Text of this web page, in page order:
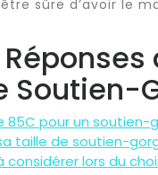
sûre d’avoir le
Soutien-
85C pour un soutien-
taille de soutien-
lors du